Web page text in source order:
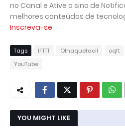
no Canal e Ative o sino de
melhores conteúdos de
Inscreva-se
Tags IFTTT Olhaquefacil oqft
YouTube
YOU MIGHT LIKE